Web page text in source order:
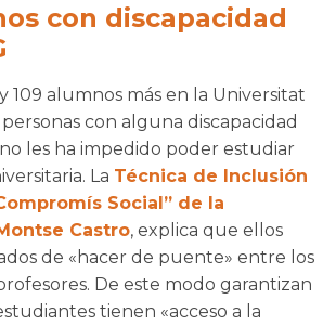
con discapacidad
109 alumnos más en la Universitat
con alguna discapacidad
les ha impedido poder estudiar
La Técnica de Inclusión
Social” de la
Castro, explica que ellos
de «hacer de puente» entre los
De este modo garantizan
tienen «acceso a la